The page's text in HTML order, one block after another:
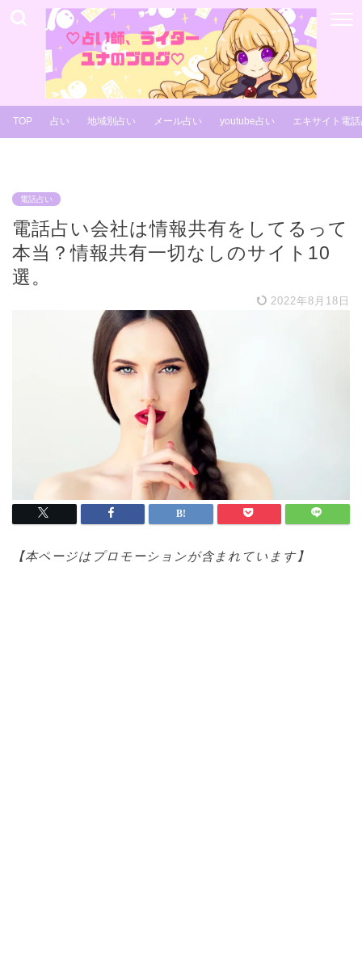
TOP 占い 地域別占い メール占い youtube占い エキサイト電
電話占い
電話占い会社は情報共有をしてるって
本当？情報共有一切なしのサイト10
選。
2022年8月18日
【本ページはプロモーションが含まれています】